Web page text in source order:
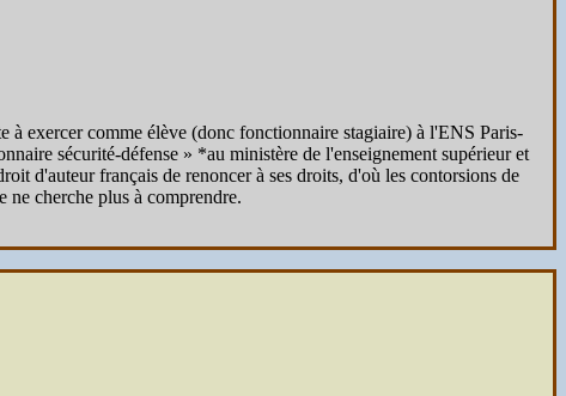
exercer comme élève (donc fonctionnaire stagiaire) à l'ENS Paris-
sécurité-défense » *au ministère de l'enseignement supérieur et
d'auteur français de renoncer à ses droits, d'où les contorsions de
cherche plus à comprendre.